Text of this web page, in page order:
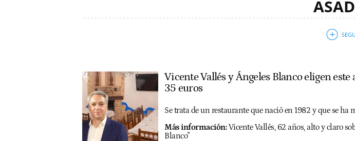
Vicente Vallés y Ángeles Blanco eligen
35 euros
Se trata de un restaurante que nació en 1982 y que se
Más información: Vicente Vallés, 62 años, alto y claro
Blanco"